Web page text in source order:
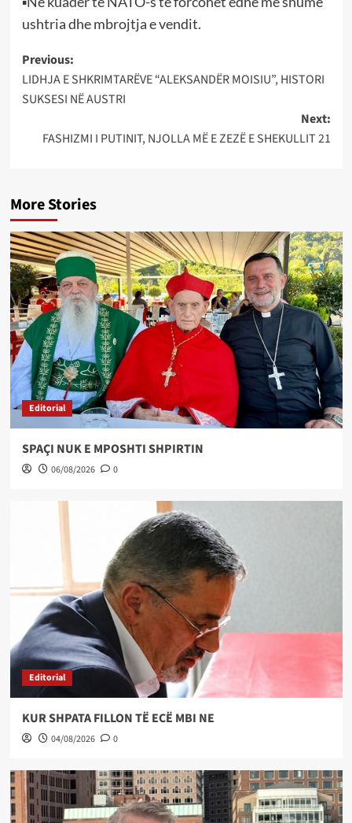
ushtria dhe mbrojtja e vendit.
Post
navigation
Previous:
LIDHJA E SHKRIMTARËVE “ALEKSANDËR MOISIU”, HISTORI
SUKSESI NË AUSTRI
Next:
FASHIZMI I PUTINIT, NJOLLA MË E ZEZË E SHEKULLIT 21
More Stories
Editorial
SPAÇI NUK E MPOSHTI SHPIRTIN
06/08/2026 0
Editorial
KUR SHPATA FILLON TË ECË MBI NE
04/08/2026 0